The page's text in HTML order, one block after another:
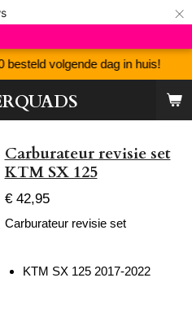
×
besteld volgende dag in huis!
Carburateur revisie set
KTM SX 125
€ 42,95
Carburateur revisie set
KTM SX 125 2017-2022